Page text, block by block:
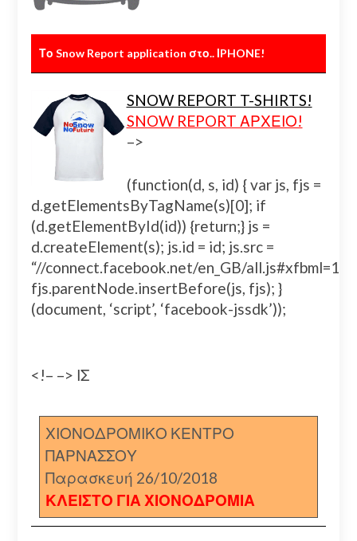
Το Snow Report application στο.. ΙPHONE!
SNOW REPORT T-SHIRTS!
SNOW REPORT ΑΡΧΕΙΟ!
–>
(function(d, s, id) { var js, fjs =
d.getElementsByTagName(s)[0]; if
(d.getElementById(id)) {return;} js =
d.createElement(s); js.id = id; js.src =
“//connect.facebook.net/en_GB/
fjs.parentNode.insertBefore(js, fjs); }
(document, ‘script’, ‘facebook-jssdk’));
<!– –> ΙΣ
ΧΙΟΝΟΔΡΟΜΙΚΟ ΚΕΝΤΡΟ
ΠΑΡΝΑΣΣΟΥ
Παρασκευή 26/10/2018
ΚΛΕΙΣΤΟ ΓΙΑ ΧΙΟΝΟΔΡΟΜΙΑ